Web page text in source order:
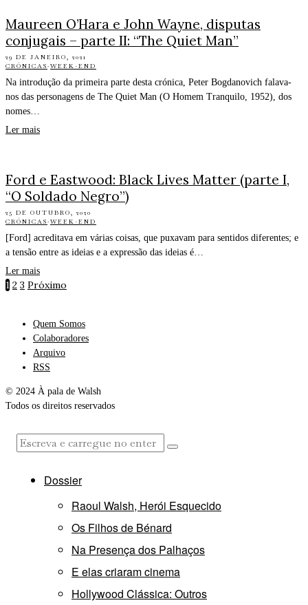
Maureen O’Hara e John Wayne, disputas
conjugais – parte II: “The Quiet Man”
29 DE JANEIRO, 2021
CRÓNICAS·WEEK-END
Na introdução da primeira parte desta crónica, Peter Bogdanovich falava-
nos das personagens de The Quiet Man (O Homem Tranquilo, 1952), dos
nomes…
Ler mais
Ford e Eastwood: Black Lives Matter (parte I,
“O Soldado Negro”)
25 DE OUTUBRO, 2020
CRÓNICAS·WEEK-END
[Ford] acreditava em várias coisas, que puxavam para sentidos diferentes; e
a tensão entre as ideias e a expressão das ideias é…
Ler mais
1 2 3 Próximo
Quem Somos
Colaboradores
Arquivo
RSS
© 2024 À pala de Walsh
Todos os direitos reservados
Dossier
Raoul Walsh, Herói Esquecido
Os Filhos de Bénard
Na Presença dos Palhaços
E elas criaram cinema
Hollywood Clássica: Outros